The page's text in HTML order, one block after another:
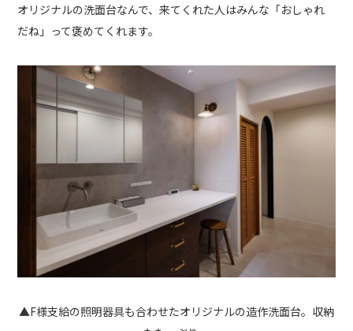
オリジナルの洗面台なんで、来てくれた人はみんな「おしゃれ
だね」って褒めてくれます。
▲F様支給の照明器具も合わせたオリジナルの造作洗面台。収納